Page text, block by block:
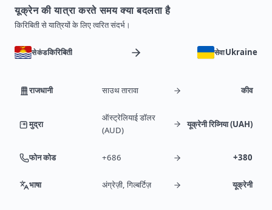
यूक्रेन की यात्रा करते समय क्या बदलता है
किरिबिती से यात्रियों के लिए त्वरित संदर्भ।
सेकंडकिरिबिती सेवाUkraine
राजधानी साउथ तारावा कीव
मुद्रा
ऑस्ट्रेलियाई डॉलर
(AUD)
यूक्रेनी रिव्निया (UAH)
फोन कोड +686 +380
भाषा अंग्रेज़ी, गिल्बर्टिज़ यूक्रेनी